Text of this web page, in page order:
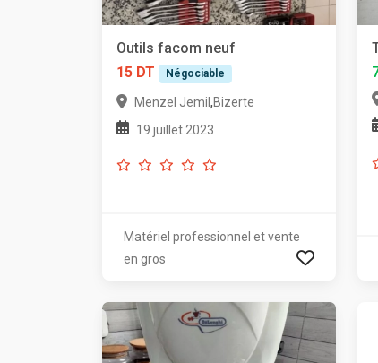
Outils facom neuf
15 DT
Négociable
Menzel Jemil,Bizerte
19 juillet 2023
Matériel professionnel et vente
en gros